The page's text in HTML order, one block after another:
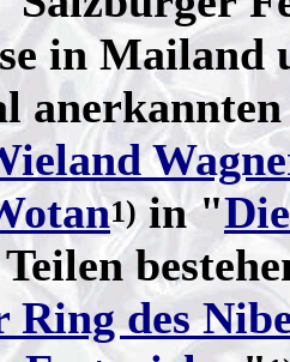
in Mailand
1) in "
Ring des